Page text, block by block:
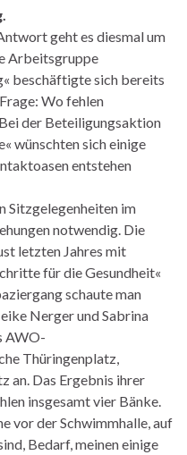
geht es diesmal um
Arbeitsgruppe
beschäftigte sich bereits
Wo fehlen
der Beteiligungsaktion
wünschten sich einige
entstehen
Sitzgelegenheiten im
notwendig. Die
letzten Jahres mit
für die Gesundheit«
schaute man
Nerger und Sabrina
AWO-
Thüringenplatz,
an. Das Ergebnis ihrer
insgesamt vier Bänke.
vor der Schwimmhalle, auf
Bedarf, meinen einige